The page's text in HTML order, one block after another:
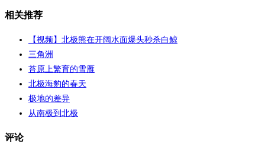
相关推荐
【视频】北极熊在开阔水面爆头秒杀白鲸
三角洲
苔原上繁育的雪雁
北极海豹的春天
极地的差异
从南极到北极
评论